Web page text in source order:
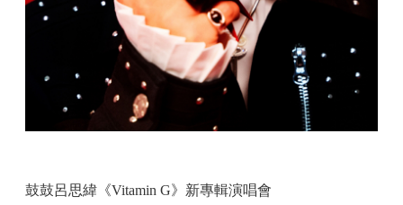
鼓鼓呂思緯《Vitamin G》新專輯演唱會